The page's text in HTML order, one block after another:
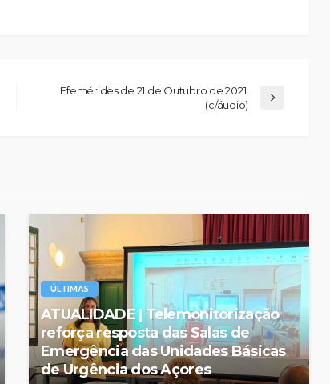
Efemérides de 21 de Outubro de 2021.
(c/áudio)
ÚLTIMAS
ATUALIDADE | Telemonitorização
reforça resposta das Salas de
Emergência das Unidades Básicas
de Urgência dos Açores